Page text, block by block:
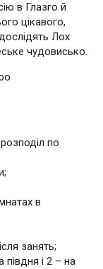
в Глазго й
цікавого,
Лох
чудовисько.
по
в
занять;
півдня і 2 – на